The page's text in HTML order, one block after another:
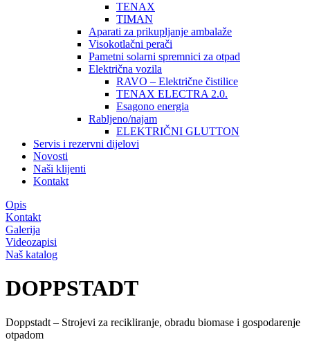
TENAX
TIMAN
Aparati za prikupljanje ambalaže
Visokotlačni perači
Pametni solarni spremnici za otpad
Električna vozila
RAVO – Električne čistilice
TENAX ELECTRA 2.0.
Esagono energia
Rabljeno/najam
ELEKTRIČNI GLUTTON
Servis i rezervni dijelovi
Novosti
Naši klijenti
Kontakt
Opis
Kontakt
Galerija
Videozapisi
Naš katalog
DOPPSTADT
Doppstadt – Strojevi za recikliranje, obradu biomase i gospodarenje
otpadom